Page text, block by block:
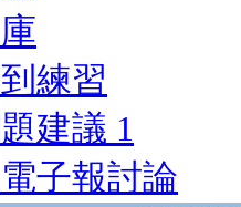
練習
建議 1
子報討論